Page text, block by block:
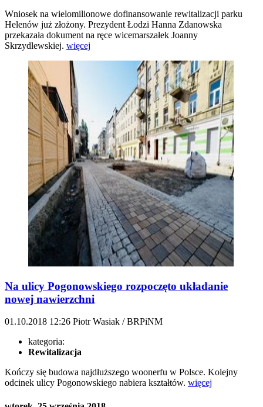
Wniosek na wielomilionowe dofinansowanie rewitalizacji parku
Helenów już złożony. Prezydent Łodzi Hanna Zdanowska
przekazała dokument na ręce wicemarszałek Joanny
Skrzydlewskiej. więcej
Na ulicy Pogonowskiego rozpoczęto układanie
nowej nawierzchni
01.10.2018 12:26 Piotr Wasiak / BRPiNM
kategoria:
Rewitalizacja
Kończy się budowa najdłuższego woonerfu w Polsce. Kolejny
odcinek ulicy Pogonowskiego nabiera kształtów. więcej